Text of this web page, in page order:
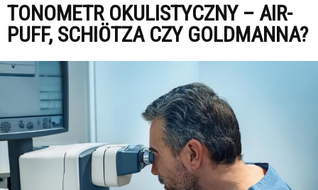
TONOMETR OKULISTYCZNY – AIR-
PUFF, SCHIÖTZA CZY GOLDMANNA?